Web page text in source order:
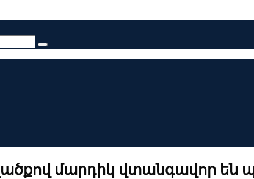
մարդիկ վտանգավոր են